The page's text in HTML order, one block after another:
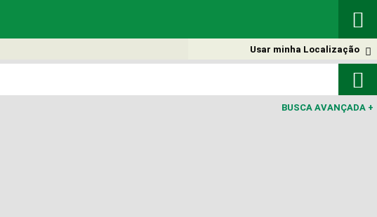


Usar minha Localização

BUSCA AVANÇADA +